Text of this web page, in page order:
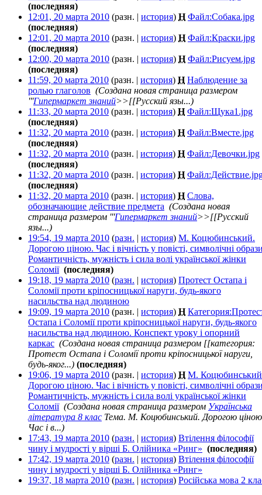
(последняя)
12:01, 20 марта 2010 (разн. | история) Н Файл:Собака.jpg
(последняя)
12:01, 20 марта 2010 (разн. | история) Н Файл:Краски.jpg
(последняя)
12:00, 20 марта 2010 (разн. | история) Н Файл:Рисуем.jpg
(последняя)
11:59, 20 марта 2010 (разн. | история) Н Наблюдение за
ролью глаголов (Создана новая страница размером
'''Гипермаркет знаний>>[[Русский язы...)
11:33, 20 марта 2010 (разн. | история) Н Файл:Щука1.jpg
(последняя)
11:32, 20 марта 2010 (разн. | история) Н Файл:Вместе.jpg
(последняя)
11:32, 20 марта 2010 (разн. | история) Н Файл:Девочки.jpg
(последняя)
11:32, 20 марта 2010 (разн. | история) Н
(последняя)
11:32, 20 марта 2010 (разн. | история) Н Слова,
обозначающие действие предмета (Создана новая
страница размером '''Гипермаркет знаний>>[[Русский
язы...)
19:54, 19 марта 2010 (разн. | история) М. Коцюбинський.
Дорогою ціною. Час і вічність у повісті, символічні
Романтичність, мужність і сила волі української жінки
Соломії‎ (последняя)
19:18, 19 марта 2010 (разн. | история) Протест Остапа і
Соломії проти кріпосницької наруги, будь-якого
насильства над людиною
19:09, 19 марта 2010 (разн. | история) Н
Остапа і Соломії проти кріпосницької наруги, будь-якого
насильства над людиною. Конспект уроку і опорний
каркас (Создана новая страница размером [[категория:
Протест Остапа і Соломії проти кріпосницької наруги,
будь-яког...) (последняя)
19:06, 19 марта 2010 (разн. | история) Н М.
Дорогою ціною. Час і вічність у повісті, символічні
Романтичність, мужність і сила волі української жінки
Соломії‎ (Создана новая страница размером Українська
література 8 клас Тема. М. Коцюбинський. Дорогою
Час і в...)
17:43, 19 марта 2010 (разн. | история) Втілення філософії
чину і мудрості у вірші Б. Олійника «Ринг» (последняя)
17:42, 19 марта 2010 (разн. | история) Втілення філософії
чину і мудрості у вірші Б. Олійника «Ринг»
19:37, 18 марта 2010 (разн. | история) Російська мова 2